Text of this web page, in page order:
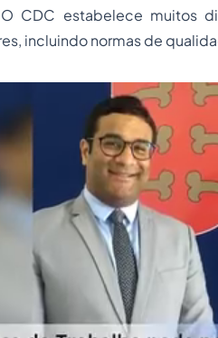
CDC estabelece muitos
incluindo normas de